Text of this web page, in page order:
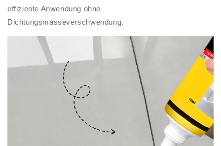
effiziente Anwendung ohne
Dichtungsmasseverschwendung.